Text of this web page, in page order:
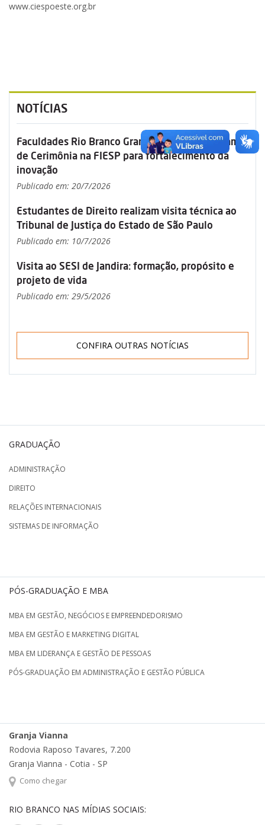
www.ciespoeste.org.br
NOTÍCIAS
Faculdades Rio Branco Granja Vianna Participam
de Cerimônia na FIESP para fortalecimento da
inovação
Publicado em: 20/7/2026
Estudantes de Direito realizam visita técnica ao
Tribunal de Justiça do Estado de São Paulo
Publicado em: 10/7/2026
Visita ao SESI de Jandira: formação, propósito e
projeto de vida
Publicado em: 29/5/2026
CONFIRA OUTRAS NOTÍCIAS
GRADUAÇÃO
ADMINISTRAÇÃO
DIREITO
RELAÇÕES INTERNACIONAIS
SISTEMAS DE INFORMAÇÃO
PÓS-GRADUAÇÃO E MBA
MBA EM GESTÃO, NEGÓCIOS E EMPREENDEDORISMO
MBA EM GESTÃO E MARKETING DIGITAL
MBA EM LIDERANÇA E GESTÃO DE PESSOAS
PÓS-GRADUAÇÃO EM ADMINISTRAÇÃO E GESTÃO PÚBLICA
Granja Vianna
Rodovia Raposo Tavares, 7.200
Granja Vianna - Cotia - SP
Como chegar
RIO BRANCO NAS MÍDIAS SOCIAIS: